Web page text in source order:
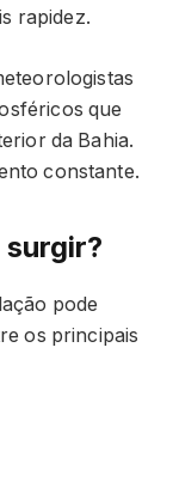
rapidez.
que
da Bahia.
constante.
pode
os principais